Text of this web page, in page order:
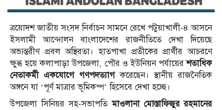
ত্রয়োদশ জাতীয় সংসদ নির্বাচন সামনে রেখে পটুয়াখালী-৪ আসনে
ইসলামী আন্দোলন বাংলাদেশের রাজনীতিতে দেখা দিয়েছে
অভ্যন্তরীণ প্রবল অস্থিরতা। হাতপাখা প্রতীকের প্রার্থীর আচরণে
ক্ষুব্ধ হয়ে কলাপাড়া উপজেলা, পৌর ও ইউনিয়ন পর্যায়েরশতাধিক
নেতাকর্মী একযোগে গণপদত্যাগকরেছেন। স্থানীয় রাজনৈতিক
অঙ্গনে যা ‘পূর্ণ মাত্রার ভূমিকম্প’ হিসেবে দেখা হচ্ছে।
উপজেলা সিনিয়র সহ-সভাপতিমাওলানা মোস্তাফিজুর রহমানের